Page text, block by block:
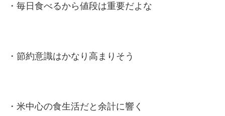
・毎日食べるから値段は重要だよな
・節約意識はかなり高まりそう
・米中心の食生活だと余計に響く